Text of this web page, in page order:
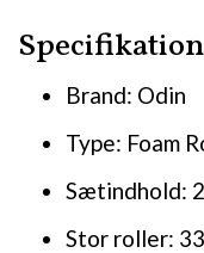
Brand: Odin
Type: Foam
Sætindhold:
Stor roller: